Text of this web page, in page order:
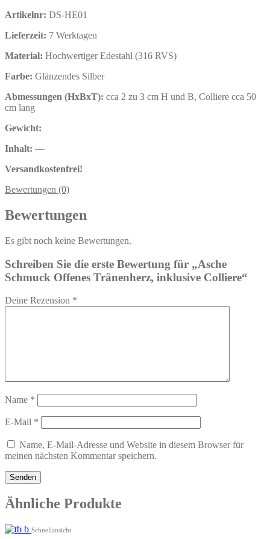
Artikelnr: DS-HE01
Lieferzeit: 7 Werktagen
Material: Hochwertiger Edestahl (316 RVS)
Farbe: Glänzendes Silber
Abmessungen (HxBxT): cca 2 zu 3 cm H und B, Colliere cca 50
cm lang
Gewicht:
Inhalt: —
Versandkostenfrei!
Bewertungen (0)
Bewertungen
Es gibt noch keine Bewertungen.
Schreiben Sie die erste Bewertung für „Asche
Schmuck Offenes Tränenherz, inklusive Colliere“
Deine Rezension *
Name *
E-Mail *
Name, E-Mail-Adresse und Website in diesem Browser für
meinen nächsten Kommentar speichern.
Ähnliche Produkte
Schnellansicht